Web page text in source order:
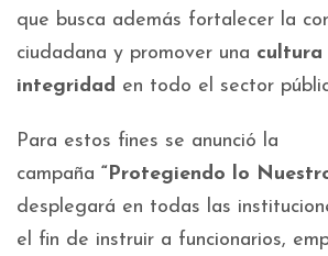
que busca además fortalecer la
ciudadana y promover una cultura
integridad en todo el sector
Para estos fines se anunció la
campaña “Protegiendo lo
desplegará en todas las
el fin de instruir a funcionarios,